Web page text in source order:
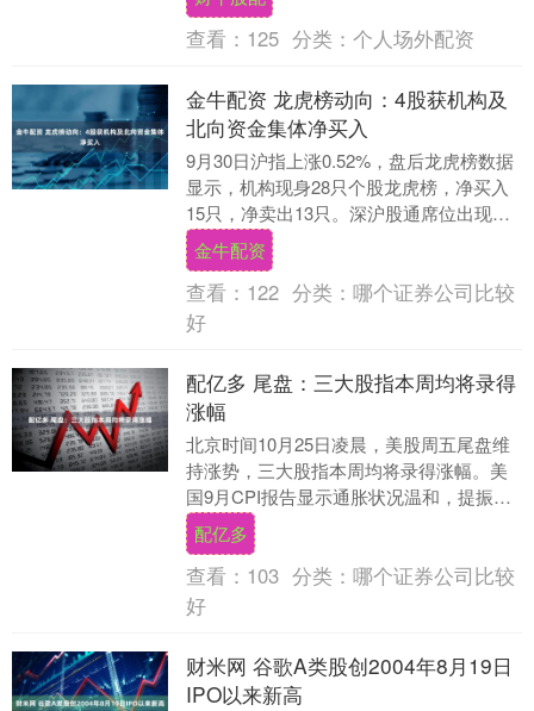
查看： 125 分类： 个人场外配资
金牛配资 龙虎榜动向：4股获机构及
北向资金集体净买入
9月30日沪指上涨0.52%，盘后龙虎榜数据
显示，机构现身28只个股龙虎榜，净买入
15只，净卖出13只。深沪股通席位出现在
18只个股龙虎榜。 证券时报数据宝统计....
金牛配资
查看： 122 分类： 哪个证券公司比较
好
配亿多 尾盘：三大股指本周均将录得
涨幅
北京时间10月25日凌晨，美股周五尾盘维
持涨势，三大股指本周均将录得涨幅。美
国9月CPI报告显示通胀状况温和，提振了
投资者的乐观情绪。市场认为美联储可以
维持其降....
配亿多
查看： 103 分类： 哪个证券公司比较
好
财米网 谷歌A类股创2004年8月19日
IPO以来新高